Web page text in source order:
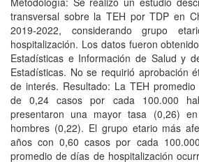
transversal sobre la TEH por TDP en
2019-2022, considerando grupo
hospitalización. Los datos fueron
Estadísticas e Información de Salud y
Estadísticas. No se requirió aprobación
de interés. Resultado: La TEH
de 0,24 casos por cada 100.000
presentaron una mayor tasa (0,26)
hombres (0,22). El grupo etario más
años con 0,60 casos por cada
promedio de días de hospitalización